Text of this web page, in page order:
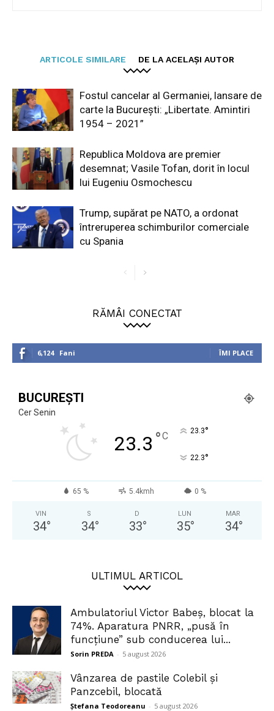
ARTICOLE SIMILARE DE LA ACELAȘI AUTOR
Fostul cancelar al Germaniei, lansare de
carte la București: „Libertate. Amintiri
1954 – 2021”
Republica Moldova are premier
desemnat; Vasile Tofan, dorit în locul
lui Eugeniu Osmochescu
Trump, supărat pe NATO, a ordonat
întreruperea schimburilor comerciale
cu Spania
RĂMÂI CONECTAT
6,124 Fani ÎMI PLACE
BUCUREȘTI
Cer Senin
23.3 °C 23.3°
22.3°
65 % 5.4kmh 0 %
VIN
34°
S
34°
D
33°
LUN
35°
MAR
34°
ULTIMUL ARTICOL
Ambulatoriul Victor Babeș, blocat la
74%. Aparatura PNRR, „pusă în
funcțiune” sub conducerea lui...
Sorin PREDA - 5 august 2026
Vânzarea de pastile Colebil și
Panzcebil, blocată
Ștefana Teodoreanu - 5 august 2026